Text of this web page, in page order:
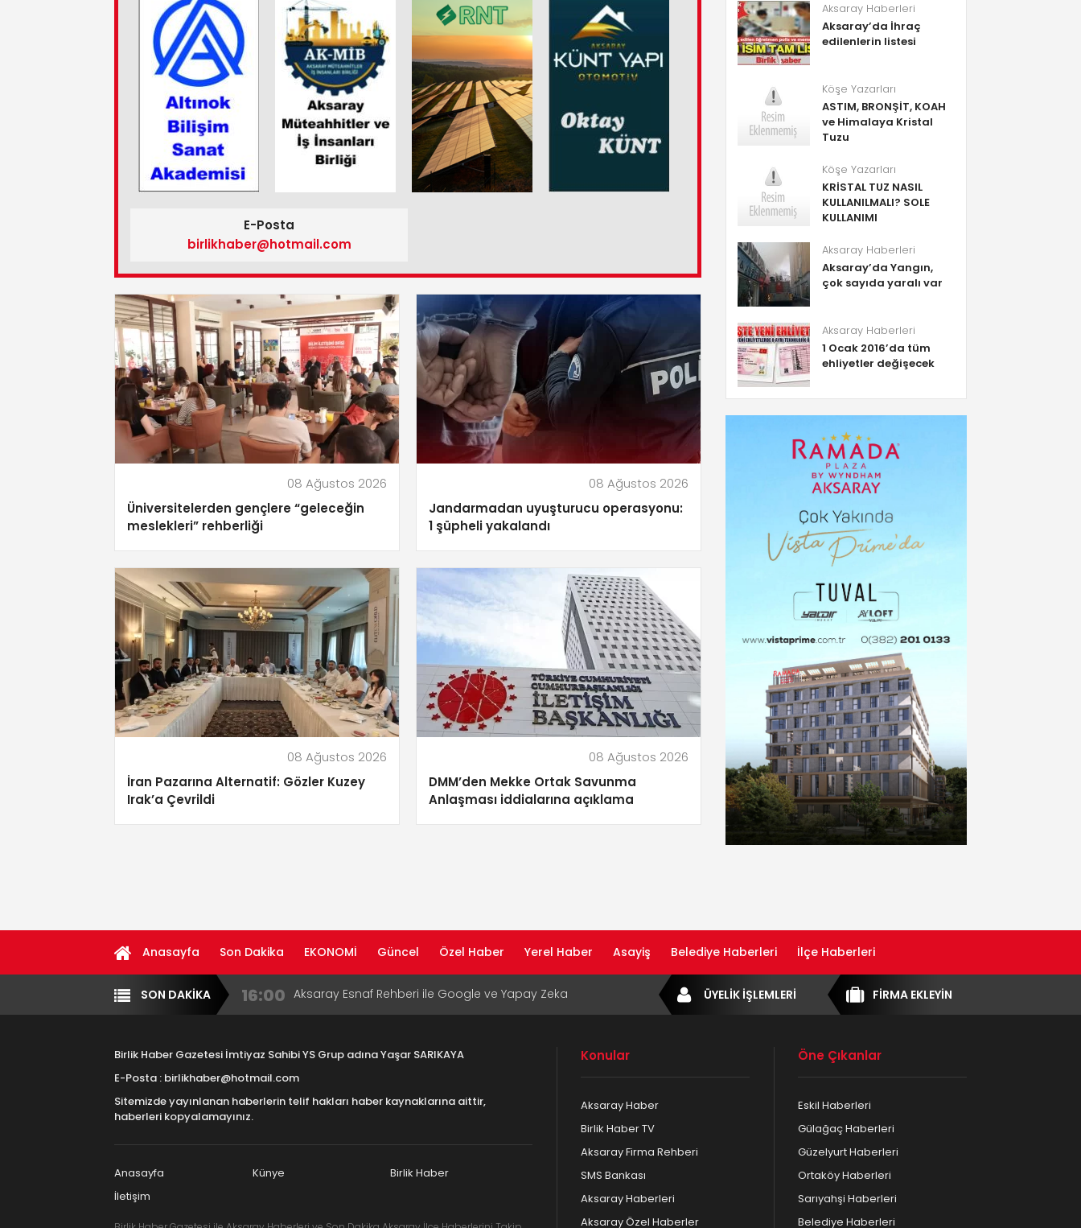
E-Posta
birlikhaber@hotmail.com
08 Ağustos 2026
Üniversitelerden gençlere “geleceğin
meslekleri” rehberliği
08 Ağustos 2026
Jandarmadan uyuşturucu operasyonu:
1 şüpheli yakalandı
08 Ağustos 2026
İran Pazarına Alternatif: Gözler Kuzey
Irak’a Çevrildi
08 Ağustos 2026
DMM’den Mekke Ortak Savunma
Anlaşması iddialarına açıklama
Aksaray Haberleri
Aksaray’da İhraç
edilenlerin listesi
Köşe Yazarları
ASTIM, BRONŞİT, KOAH
ve Himalaya Kristal
Tuzu
Köşe Yazarları
KRİSTAL TUZ NASIL
KULLANILMALI? SOLE
KULLANIMI
Aksaray Haberleri
Aksaray’da Yangın,
çok sayıda yaralı var
Aksaray Haberleri
1 Ocak 2016’da tüm
ehliyetler değişecek
Anasayfa Son Dakika EKONOMİ Güncel Özel Haber Yerel Haber Asayiş Belediye Haberleri İlçe Haberleri
Yazarlar Diğer
SON DAKİKA 16:00 Aksaray Esnaf Rehberi ile Google ve Yapay Zeka
11:30
Birlikhaber.com Yayın Hayatına Başladı | Hızlı ve Akıllı
13:33
FİRMA EKLEYİN
ÜYELİK İŞLEMLERİ
Birlik Haber Gazetesi İmtiyaz Sahibi YS Grup adına Yaşar SARIKAYA
E-Posta : birlikhaber@hotmail.com
Sitemizde yayınlanan haberlerin telif hakları haber kaynaklarına aittir,
haberleri kopyalamayınız.
Anasayfa Künye
Birlik Haber
İletişim
Konular
Aksaray Haber
Birlik Haber TV
Aksaray Firma Rehberi
SMS Bankası
Aksaray Haberleri
Aksaray Özel Haberler
Öne Çıkanlar
Eskil Haberleri
Gülağaç Haberleri
Güzelyurt Haberleri
Ortaköy Haberleri
Sarıyahşi Haberleri
Belediye Haberleri